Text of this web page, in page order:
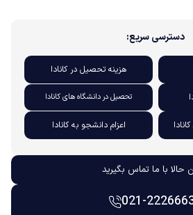
دسترسی سریع:
هزینه تحصیل در کانادا
تحصیل در دانشگاه های کانادا
اعزام دانشجو به کانادا
حالا با ما تماس بگیرید
021-